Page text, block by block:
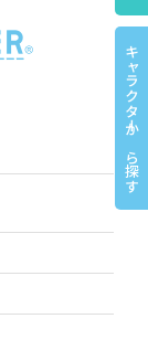
キャラクターから探す